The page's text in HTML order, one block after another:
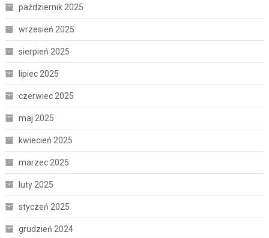
październik 2025
wrzesień 2025
sierpień 2025
lipiec 2025
czerwiec 2025
maj 2025
kwiecień 2025
marzec 2025
luty 2025
styczeń 2025
grudzień 2024